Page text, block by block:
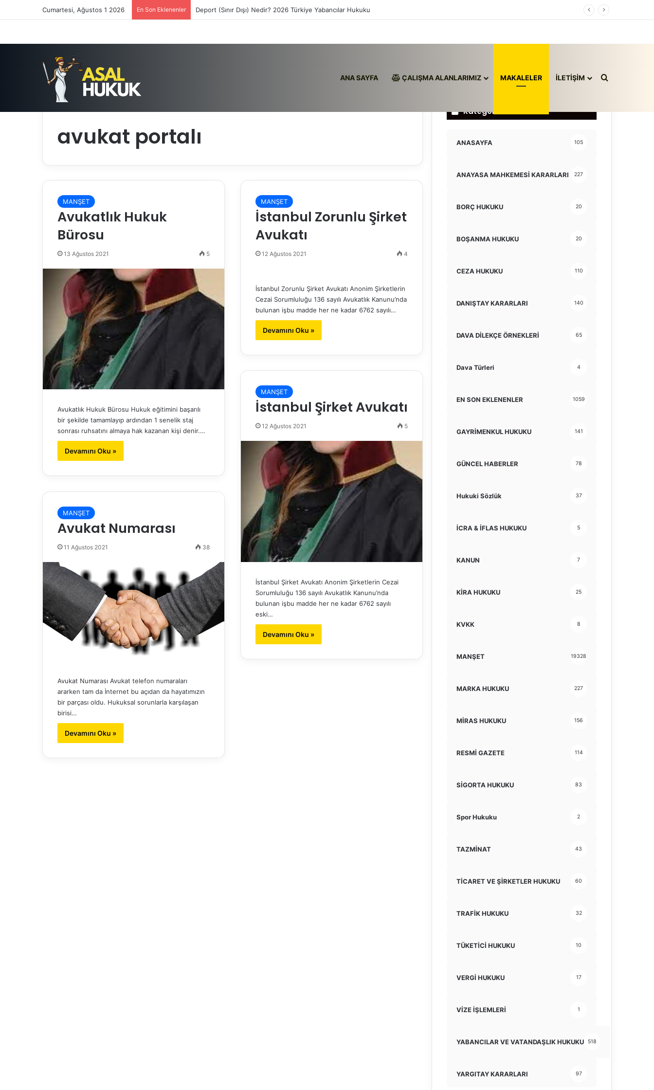
Cumartesi, Ağustos 1 2026 En Son Eklenenler Deport (Sınır Dışı) Nedir? 2026 Türkiye Yabancılar Hukuku
ANA SAYFA ÇALIŞMA ALANLARIMIZ MAKALELER İLETİŞİM Arama yap
avukat portalı
MANŞET
Avukatlık Hukuk
Bürosu
13 Ağustos 2021 5
Avukatlık Hukuk Bürosu Hukuk eğitimini başarılı
bir şekilde tamamlayıp ardından 1 senelik staj
sonrası ruhsatını almaya hak kazanan kişi denir.…
Devamını Oku »
MANŞET
İstanbul Zorunlu Şirket
Avukatı
12 Ağustos 2021 4
İstanbul Zorunlu Şirket Avukatı Anonim Şirketlerin
Cezai Sorumluluğu 136 sayılı Avukatlık Kanunu’nda
bulunan işbu madde her ne kadar 6762 sayılı…
Devamını Oku »
MANŞET
İstanbul Şirket Avukatı
12 Ağustos 2021 5
İstanbul Şirket Avukatı Anonim Şirketlerin Cezai
Sorumluluğu 136 sayılı Avukatlık Kanunu’nda
bulunan işbu madde her ne kadar 6762 sayılı
eski…
Devamını Oku »
MANŞET
Avukat Numarası
11 Ağustos 2021 38
Avukat Numarası Avukat telefon numaraları
ararken tam da İnternet bu açıdan da hayatımızın
bir parçası oldu. Hukuksal sorunlarla karşılaşan
birisi…
Devamını Oku »
Kategoriler
ANASAYFA 105
ANAYASA MAHKEMESİ KARARLARI 227
BORÇ HUKUKU 20
BOŞANMA HUKUKU 20
CEZA HUKUKU 110
DANIŞTAY KARARLARI 140
DAVA DİLEKÇE ÖRNEKLERİ 65
Dava Türleri 4
EN SON EKLENENLER 1059
GAYRİMENKUL HUKUKU 141
GÜNCEL HABERLER 78
Hukuki Sözlük 37
İCRA & İFLAS HUKUKU 5
KANUN 7
KİRA HUKUKU 25
KVKK 8
MANŞET 19328
MARKA HUKUKU 227
MİRAS HUKUKU 156
RESMİ GAZETE 114
SİGORTA HUKUKU 83
Spor Hukuku 2
TAZMİNAT 43
TİCARET VE ŞİRKETLER HUKUKU 60
TRAFİK HUKUKU 32
TÜKETİCİ HUKUKU 10
VERGİ HUKUKU 17
VİZE İŞLEMLERİ 1
YABANCILAR VE VATANDAŞLIK HUKUKU 518
YARGITAY KARARLARI 97